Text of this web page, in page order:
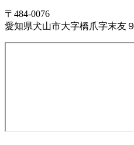
〒484-0076
愛知県犬山市大字橋爪字末友９